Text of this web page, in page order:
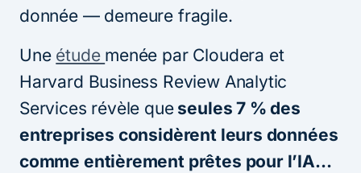
donnée — demeure fragile.
Une étude menée par Cloudera et
Harvard Business Review Analytic
Services révèle queseules 7 % des
entreprises considèrent leurs données
comme entièrement prêtes pour l’IA…